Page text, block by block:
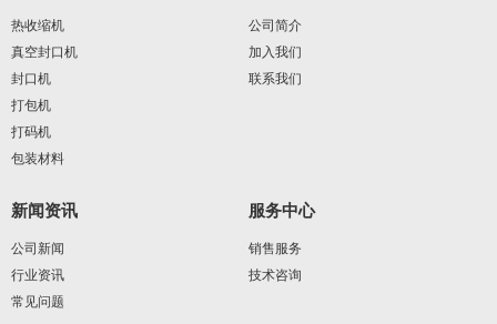
热收缩机
真空封口机
封口机
打包机
打码机
包装材料
公司简介
加入我们
联系我们
新闻资讯
公司新闻
行业资讯
常见问题
服务中心
销售服务
技术咨询